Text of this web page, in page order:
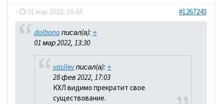
- 01 мар 2022, 16:44 #1267243
dolbano писал(а): ↑
01 мар 2022, 13:30
vasilevписал(а): ↑
28 фев 2022, 17:03
КХЛ видимо прекратит свое
существование.